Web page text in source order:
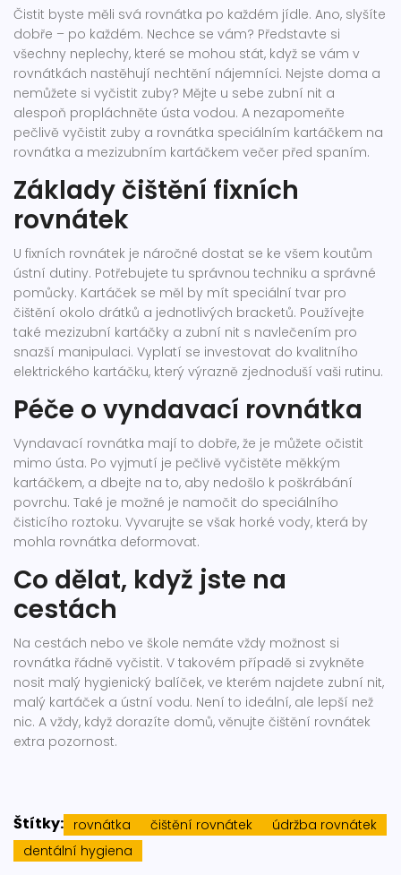
Čistit byste měli svá rovnátka po každém jídle. Ano, slyšíte
dobře – po každém. Nechce se vám? Představte si
všechny neplechy, které se mohou stát, když se vám v
rovnátkách nastěhují nechtění nájemníci. Nejste doma a
nemůžete si vyčistit zuby? Mějte u sebe zubní nit a
alespoň propláchněte ústa vodou. A nezapomeňte
pečlivě vyčistit zuby a rovnátka speciálním kartáčkem na
rovnátka a mezizubním kartáčkem večer před spaním.
Základy čištění fixních
rovnátek
U fixních rovnátek je náročné dostat se ke všem koutům
ústní dutiny. Potřebujete tu správnou techniku a správné
pomůcky. Kartáček se měl by mít speciální tvar pro
čištění okolo drátků a jednotlivých bracketů. Používejte
také mezizubní kartáčky a zubní nit s navlečením pro
snazší manipulaci. Vyplatí se investovat do kvalitního
elektrického kartáčku, který výrazně zjednoduší vaši rutinu.
Péče o vyndavací rovnátka
Vyndavací rovnátka mají to dobře, že je můžete očistit
mimo ústa. Po vyjmutí je pečlivě vyčistěte měkkým
kartáčkem, a dbejte na to, aby nedošlo k poškrábání
povrchu. Také je možné je namočit do speciálního
čisticího roztoku. Vyvarujte se však horké vody, která by
mohla rovnátka deformovat.
Co dělat, když jste na
cestách
Na cestách nebo ve škole nemáte vždy možnost si
rovnátka řádně vyčistit. V takovém případě si zvykněte
nosit malý hygienický balíček, ve kterém najdete zubní nit,
malý kartáček a ústní vodu. Není to ideální, ale lepší než
nic. A vždy, když dorazíte domů, věnujte čištění rovnátek
extra pozornost.
Štítky: rovnátka čištění rovnátek
údržba rovnátek
dentální hygiena